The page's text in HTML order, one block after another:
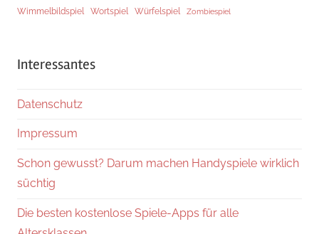
Wimmelbildspiel
Wortspiel Würfelspiel Zombiespiel
Interessantes
Datenschutz
Impressum
Schon gewusst? Darum machen Handyspiele wirklich
süchtig
Die besten kostenlose Spiele-Apps für alle